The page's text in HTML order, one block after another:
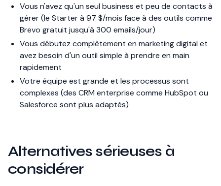
Vous n'avez qu'un seul business et peu de contacts à
gérer (le Starter à 97 $/mois face à des outils comme
Brevo gratuit jusqu'à 300 emails/jour)
Vous débutez complètement en marketing digital et
avez besoin d'un outil simple à prendre en main
rapidement
Votre équipe est grande et les processus sont
complexes (des CRM enterprise comme HubSpot ou
Salesforce sont plus adaptés)
Alternatives sérieuses à
considérer